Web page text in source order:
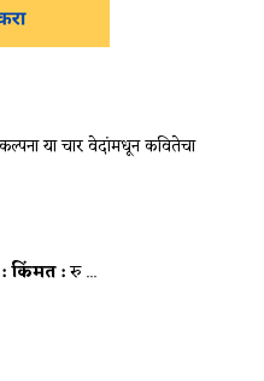
या चार वेदांमधून कवितेचा
किंमत :रु ...